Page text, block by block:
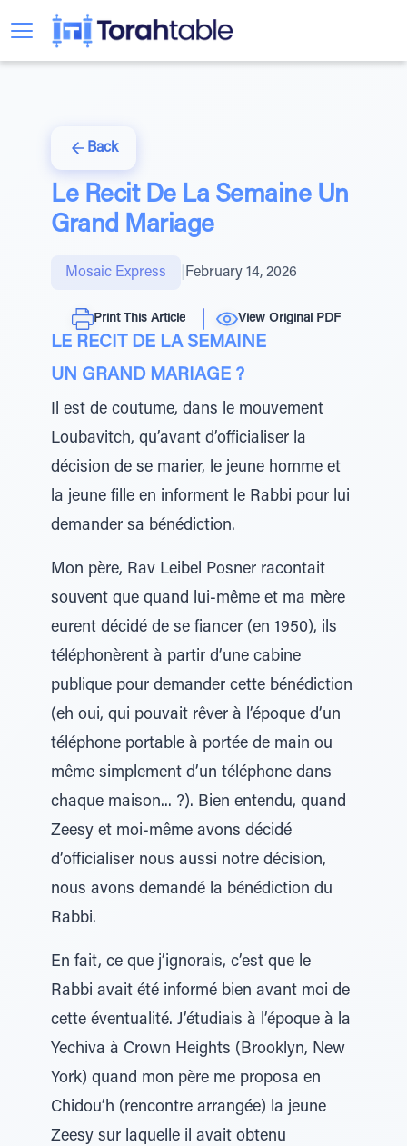
Back
Le Recit De La Semaine Un
Grand Mariage
Mosaic Express February 14, 2026
Print This Article View Original PDF
LE RECIT DE LA SEMAINE
UN GRAND MARIAGE ?
Il est de coutume, dans le mouvement
Loubavitch, qu’avant d’officialiser la
décision de se marier, le jeune homme et
la jeune fille en informent le Rabbi pour lui
demander sa bénédiction.
Mon père, Rav Leibel Posner racontait
souvent que quand lui-même et ma mère
eurent décidé de se fiancer (en 1950), ils
téléphonèrent à partir d’une cabine
publique pour demander cette bénédiction
(eh oui, qui pouvait rêver à l’époque d’un
téléphone portable à portée de main ou
même simplement d’un téléphone dans
chaque maison... ?). Bien entendu, quand
Zeesy et moi-même avons décidé
d’officialiser nous aussi notre décision,
nous avons demandé la bénédiction du
Rabbi.
En fait, ce que j’ignorais, c’est que le
Rabbi avait été informé bien avant moi de
cette éventualité. J’étudiais à l’époque à la
Yechiva à Crown Heights (Brooklyn, New
York) quand mon père me proposa en
Chidou’h (rencontre arrangée) la jeune
Zeesy sur laquelle il avait obtenu